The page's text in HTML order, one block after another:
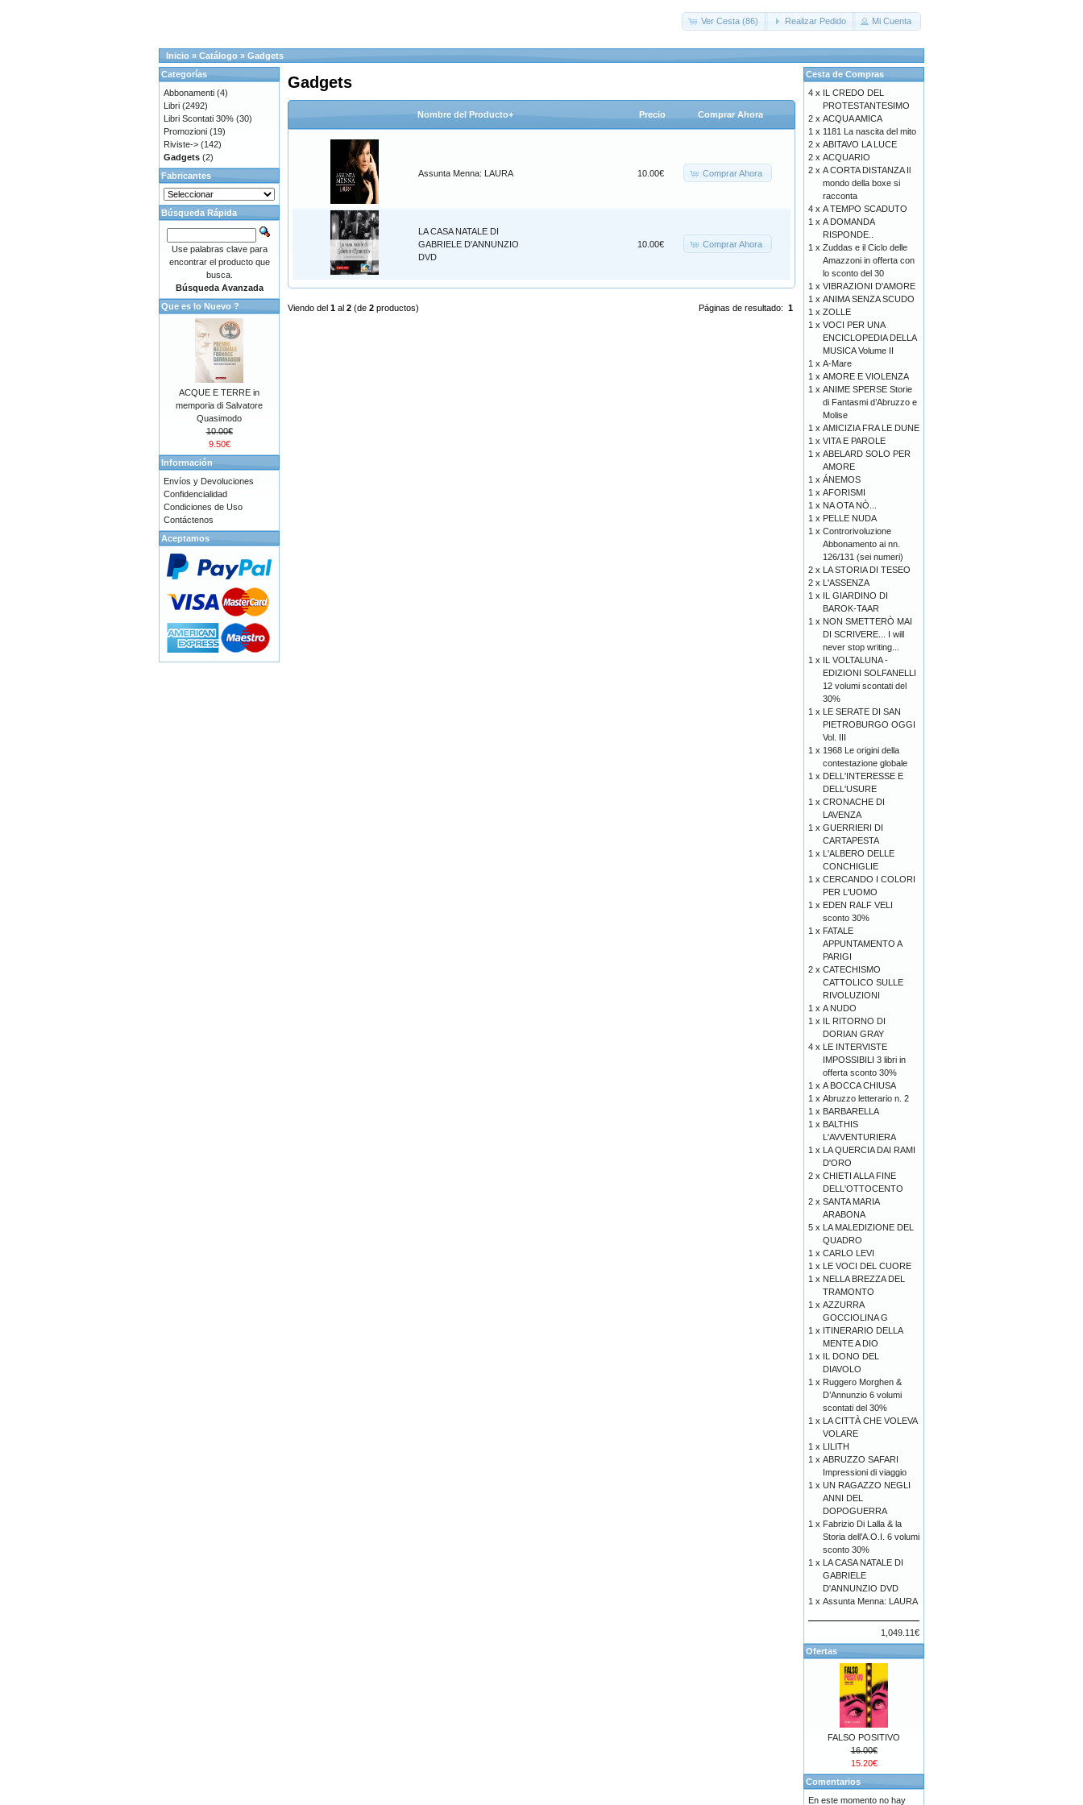
Ver Cesta (86) Realizar Pedido Mi Cuenta
Inicio » Catálogo » Gadgets
Gadgets
Nombre del Producto+ Precio Comprar Ahora
Assunta Menna: LAURA 10.00€ Comprar Ahora
LA CASA NATALE DI
GABRIELE D'ANNUNZIO
DVD
10.00€ Comprar Ahora
Páginas de resultado: 1
Viendo del 1 al 2 (de 2 productos)
Categorías
Abbonamenti (4)
Libri (2492)
Libri Scontati 30% (30)
Promozioni (19)
Riviste-> (142)
Gadgets (2)
Fabricantes
Búsqueda Rápida
Use palabras clave para
encontrar el producto que
busca.
Búsqueda Avanzada
Que es lo Nuevo ?
ACQUE E TERRE in
memporia di Salvatore
Quasimodo
10.00€
9.50€
Información
Envíos y Devoluciones
Confidencialidad
Condiciones de Uso
Contáctenos
Aceptamos
Cesta de Compras
4 x IL CREDO DEL
PROTESTANTESIMO
2 x ACQUA AMICA
1 x 1181 La nascita del mito
2 x ABITAVO LA LUCE
2 x ACQUARIO
2 x A CORTA DISTANZA Il
mondo della boxe si
racconta
4 x A TEMPO SCADUTO
1 x A DOMANDA
RISPONDE..
1 x Zuddas e il Ciclo delle
Amazzoni in offerta con
lo sconto del 30
1 x VIBRAZIONI D'AMORE
1 x ANIMA SENZA SCUDO
1 x ZOLLE
1 x VOCI PER UNA
ENCICLOPEDIA DELLA
MUSICA Volume II
1 x A-Mare
1 x AMORE E VIOLENZA
1 x ANIME SPERSE Storie
di Fantasmi d’Abruzzo e
Molise
1 x AMICIZIA FRA LE DUNE
1 x VITA E PAROLE
1 x ABELARD SOLO PER
AMORE
1 x ÁNEMOS
1 x AFORISMI
1 x NA OTA NÒ...
1 x PELLE NUDA
1 x Controrivoluzione
Abbonamento ai nn.
126/131 (sei numeri)
2 x LA STORIA DI TESEO
2 x L'ASSENZA
1 x IL GIARDINO DI
BAROK-TAAR
1 x NON SMETTERÒ MAI
DI SCRIVERE... I will
never stop writing...
1 x IL VOLTALUNA -
EDIZIONI SOLFANELLI
12 volumi scontati del
30%
1 x LE SERATE DI SAN
PIETROBURGO OGGI
Vol. III
1 x 1968 Le origini della
contestazione globale
1 x DELL'INTERESSE E
DELL'USURE
1 x CRONACHE DI
LAVENZA
1 x GUERRIERI DI
CARTAPESTA
1 x L'ALBERO DELLE
CONCHIGLIE
1 x CERCANDO I COLORI
PER L'UOMO
1 x EDEN RALF VELI
sconto 30%
1 x FATALE
APPUNTAMENTO A
PARIGI
2 x CATECHISMO
CATTOLICO SULLE
RIVOLUZIONI
1 x A NUDO
1 x IL RITORNO DI
DORIAN GRAY
4 x LE INTERVISTE
IMPOSSIBILI 3 libri in
offerta sconto 30%
1 x A BOCCA CHIUSA
1 x Abruzzo letterario n. 2
1 x BARBARELLA
1 x BALTHIS
L'AVVENTURIERA
1 x LA QUERCIA DAI RAMI
D'ORO
2 x CHIETI ALLA FINE
DELL'OTTOCENTO
2 x SANTA MARIA
ARABONA
5 x LA MALEDIZIONE DEL
QUADRO
1 x CARLO LEVI
1 x LE VOCI DEL CUORE
1 x NELLA BREZZA DEL
TRAMONTO
1 x AZZURRA
GOCCIOLINA G
1 x ITINERARIO DELLA
MENTE A DIO
1 x IL DONO DEL
DIAVOLO
1 x Ruggero Morghen &
D’Annunzio 6 volumi
scontati del 30%
1 x LA CITTÀ CHE VOLEVA
VOLARE
1 x LILITH
1 x ABRUZZO SAFARI
Impressioni di viaggio
1 x UN RAGAZZO NEGLI
ANNI DEL
DOPOGUERRA
1 x Fabrizio Di Lalla & la
Storia dell’A.O.I. 6 volumi
sconto 30%
1 x LA CASA NATALE DI
GABRIELE
D'ANNUNZIO DVD
1 x Assunta Menna: LAURA
1,049.11€
Ofertas
FALSO POSITIVO
16.00€
15.20€
Comentarios
En este momento no hay